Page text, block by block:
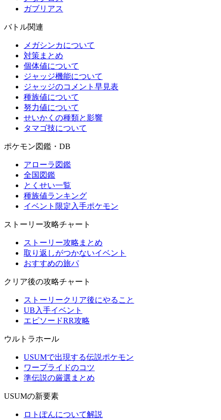
ガブリアス
バトル関連
メガシンカについて
対策まとめ
個体値について
ジャッジ機能について
ジャッジのコメント早見表
種族値について
努力値について
せいかくの種類と影響
タマゴ技について
ポケモン図鑑・DB
アローラ図鑑
全国図鑑
とくせい一覧
種族値ランキング
イベント限定入手ポケモン
ストーリー攻略チャート
ストーリー攻略まとめ
取り返しがつかないイベント
おすすめの旅パ
クリア後の攻略チャート
ストーリークリア後にやること
UB入手イベント
エピソードRR攻略
ウルトラホール
USUMで出現する伝説ポケモン
ワープライドのコツ
準伝説の厳選まとめ
USUMの新要素
ロトぽんについて解説